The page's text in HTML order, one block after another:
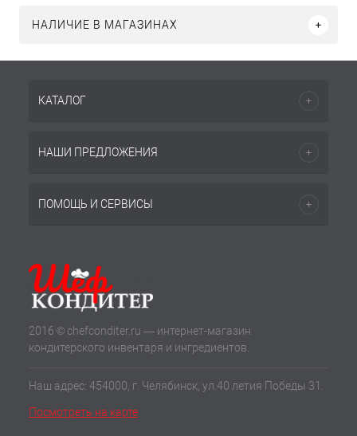
НАЛИЧИЕ В МАГАЗИНАХ
КАТАЛОГ
НАШИ ПРЕДЛОЖЕНИЯ
ПОМОЩЬ И СЕРВИСЫ
2016 © chefconditer.ru — интернет-магазин
кондитерского инвентаря и ингредиентов.
Наш адрес: 454000, г. Челябинск, ул.40 летия Победы 31.
Посмотреть на карте